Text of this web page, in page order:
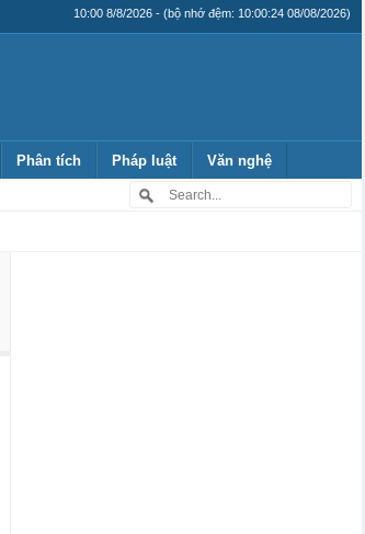
10:00 8/8/2026 - (bộ nhớ đệm: 10:00:24 08/08/2026)
Phân tích Pháp luật Văn nghệ